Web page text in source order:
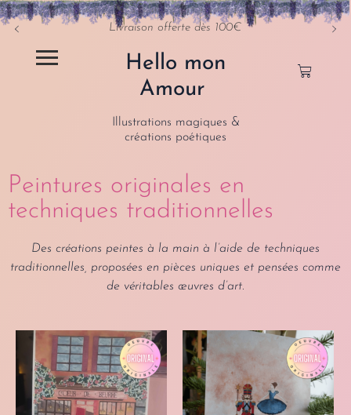
Livraison offerte dès 100€
Hello mon
Amour
Illustrations magiques &
créations poétiques
Peintures originales en
techniques traditionnelles
Des créations peintes à la main à l’aide de techniques
traditionnelles, proposées en pièces uniques et pensées comme
de véritables œuvres d’art.